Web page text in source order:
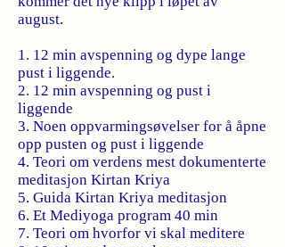
august.
1. 12 min avspenning og dype lange
pust i liggende.
2. 12 min avspenning og pust i
liggende
3. Noen oppvarmingsøvelser for å åpne
opp pusten og pust i liggende
4. Teori om verdens mest dokumenterte
meditasjon Kirtan Kriya
5. Guida Kirtan Kriya meditasjon
6. Et Mediyoga program 40 min
7. Teori om hvorfor vi skal meditere